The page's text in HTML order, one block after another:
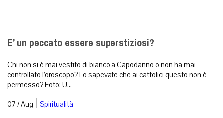
E’ un peccato essere superstiziosi?
Chi non si è mai vestito di bianco a Capodanno o non ha mai
controllato l’oroscopo? Lo sapevate che ai cattolici questo non è
permesso? Foto: U...
07 / Aug | Spiritualità